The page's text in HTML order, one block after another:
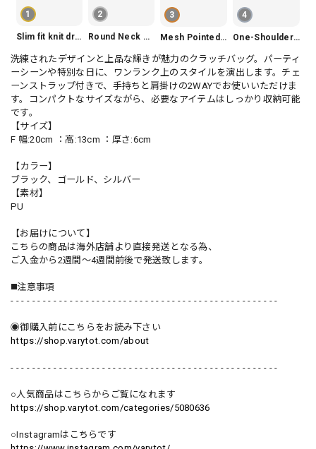
1
Slim fit knit dress(3color) V1330
2
Round Neck Tiered Sleeveless Dress V2290
3
Mesh Pointed Toe Pumps V165
4
One-Shoulder Slim-Fit Flattering Mermaid Skirt Dress V2295
洗練されたデザインと上品な輝きが魅力のクラッチバッグ。パーティ
ーシーンや特別な日に、ワンランク上のスタイルを演出します。チェ
ーンストラップ付きで、手持ちと肩掛けの2WAYでお使いいただけま
す。コンパクトなサイズながら、必要なアイテムはしっかり収納可能
です。
【サイズ】
F 幅:20cm ：高:13cm ：厚さ:6cm
【カラー】
ブラック、ゴールド、シルバー
【素材】
PU
【お届けについて】
こちらの商品は海外店舗より直接発送となる為、
ご入金から2週間〜4週間前後で発送致します。
◼️注意事項
- - - - - - - - - - - - - - - - - - - - - - - - - - - - - - - - - - - - - - - - - - - - - - - - - -
◉御購入前にこちらをお読み下さい
https://shop.varytot.com/about
- - - - - - - - - - - - - - - - - - - - - - - - - - - - - - - - - - - - - - - - - - - - - - - - - -
○人気商品はこちらからご覧になれます
https://shop.varytot.com/categories/5080636
○Instagramはこちらです